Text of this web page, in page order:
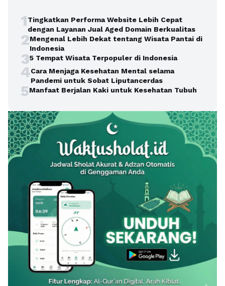
1Tingkatkan Performa Website Lebih Cepat
dengan Layanan Jual Aged Domain Berkualitas
2Mengenal Lebih Dekat tentang Wisata Pantai di
Indonesia
35 Tempat Wisata Terpopuler di Indonesia
4Cara Menjaga Kesehatan Mental selama
Pandemi untuk Sobat Liputancerdas
5Manfaat Berjalan Kaki untuk Kesehatan Tubuh